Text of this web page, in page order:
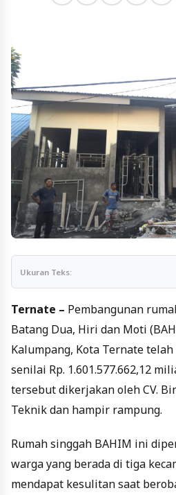
Ukuran Teks:
Ternate – Pembangunan
Batang Dua, Hiri dan Moti
Kalumpang, Kota Ternate
senilai Rp. 1.601.577.662,12
tersebut dikerjakan oleh CV.
Teknik dan hampir rampung.
Rumah singgah BAHIM ini
warga yang berada di tiga
mendapat kesulitan saat